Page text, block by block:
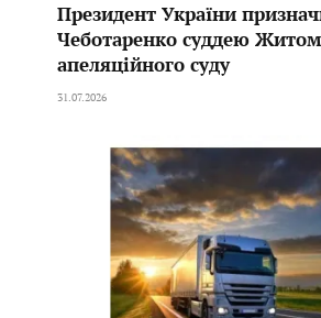
Президент України
Чеботаренко суддею
апеляційного суду
31.07.2026